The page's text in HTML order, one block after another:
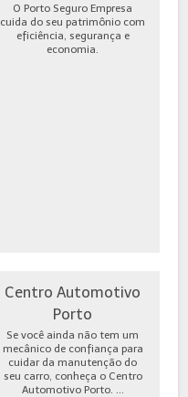
O Porto Seguro Empresa
cuida do seu patrimônio com
eficiência, segurança e
economia.
Centro Automotivo
Porto
Se você ainda não tem um
mecânico de confiança para
cuidar da manutenção do
seu carro, conheça o Centro
Automotivo Porto. ...